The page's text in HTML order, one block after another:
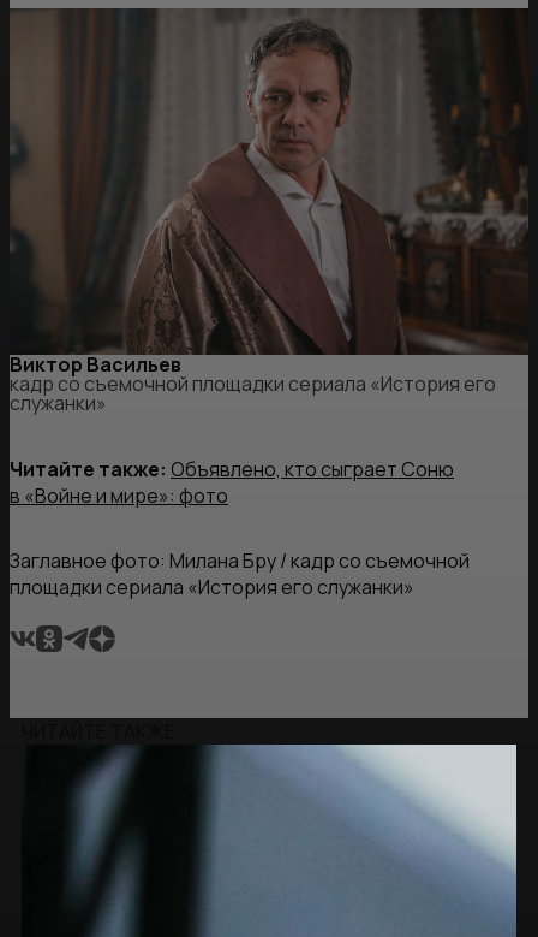
Виктор Васильев
кадр со съемочной площадки сериала «История его
служанки»
Читайте также: Объявлено, кто сыграет Соню
в «Войне и мире»: фото
Заглавное фото: Милана Бру / кадр со съемочной
площадки сериала «История его служанки»